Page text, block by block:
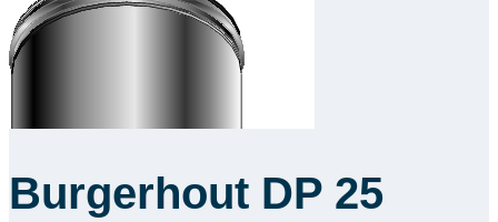
Burgerhout DP 25